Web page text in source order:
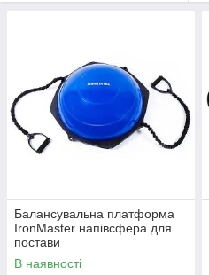
Балансувальна платформа
IronMaster напівсфера для
постави
В наявності